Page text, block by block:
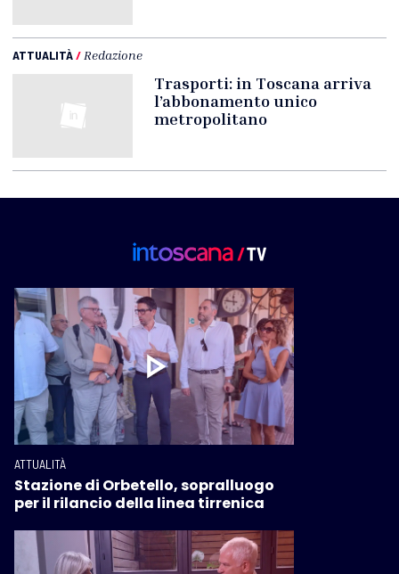
ATTUALITÀ/ Redazione
Trasporti: in Toscana arriva
l’abbonamento unico
metropolitano
ATTUALITÀ
Stazione di Orbetello, sopralluogo
per il rilancio della linea tirrenica